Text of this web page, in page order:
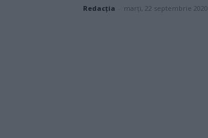
Redacţia marți, 22 septembrie 2020